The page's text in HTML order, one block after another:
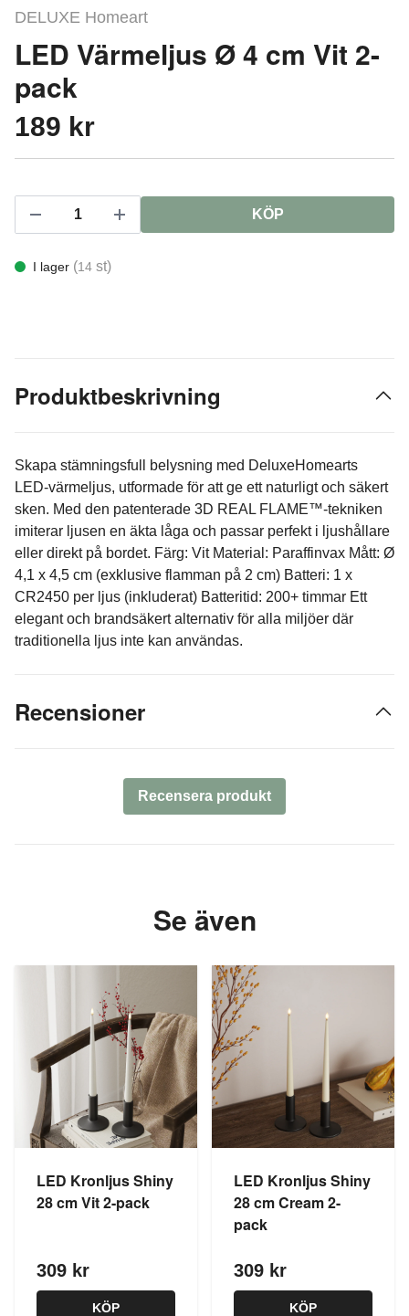
DELUXE Homeart
LED Värmeljus Ø 4 cm Vit 2-
pack
189 kr
KÖP
I lager (14 st)
Produktbeskrivning
Skapa stämningsfull belysning med DeluxeHomearts
LED-värmeljus, utformade för att ge ett naturligt och säkert
sken. Med den patenterade 3D REAL FLAME™-tekniken
imiterar ljusen en äkta låga och passar perfekt i ljushållare
eller direkt på bordet. Färg: Vit Material: Paraffinvax Mått: Ø
4,1 x 4,5 cm (exklusive flamman på 2 cm) Batteri: 1 x
CR2450 per ljus (inkluderat) Batteritid: 200+ timmar Ett
elegant och brandsäkert alternativ för alla miljöer där
traditionella ljus inte kan användas.
Recensioner
Recensera produkt
Se även
LED Kronljus Shiny
28 cm Vit 2-pack
309 kr
KÖP
LED Kronljus Shiny
28 cm Cream 2-
pack
309 kr
KÖP